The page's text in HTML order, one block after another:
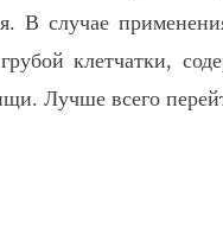
В случае
клетчатки,
Лучше всего